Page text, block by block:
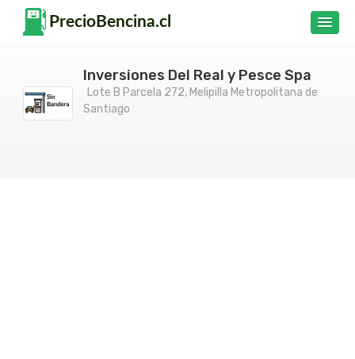
Inversiones Del Real y Pesce Spa
Lote B Parcela 272, Melipilla Metropolitana de
Santiago